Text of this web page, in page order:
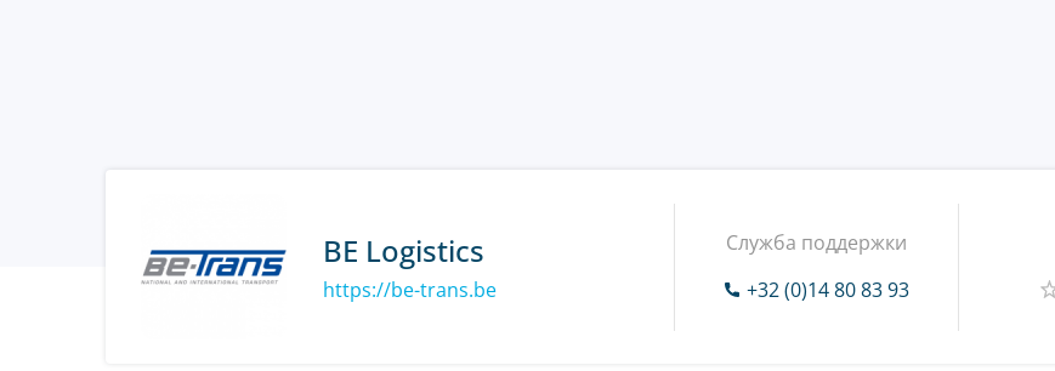
BE Logistics
https://be-trans.be
Служба поддержки
+32 (0)14 80 83 93